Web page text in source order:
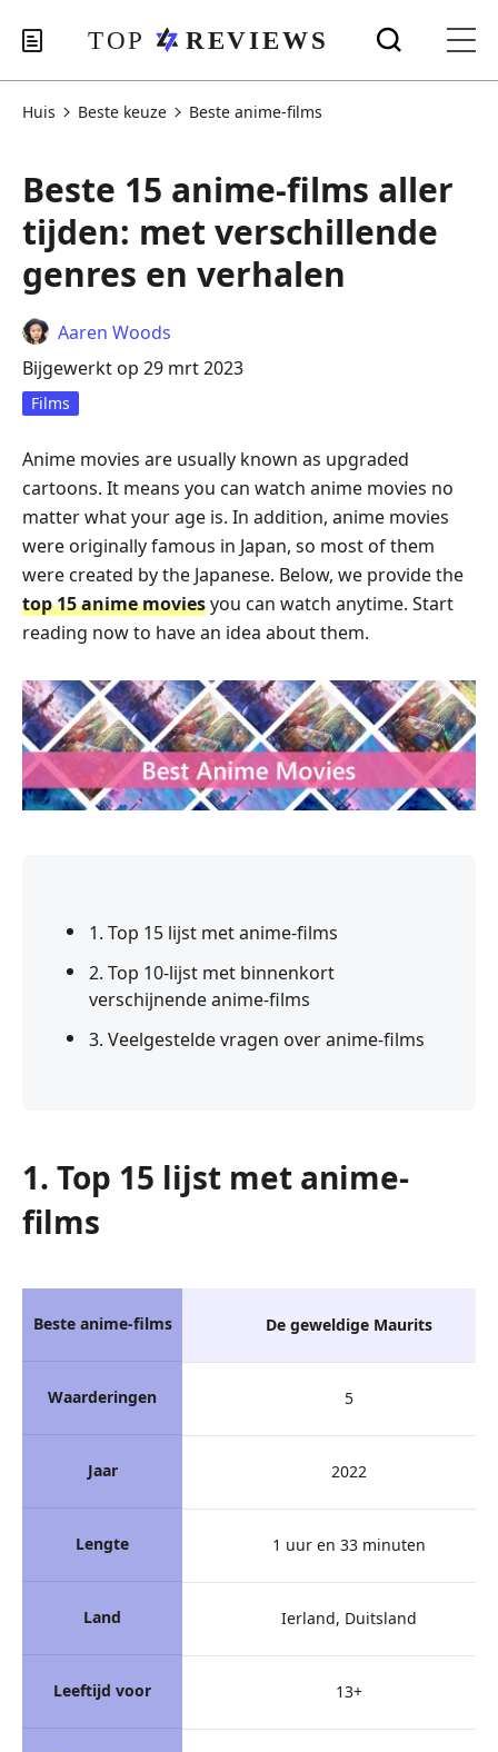
Huis Beste keuze Beste anime-films
Beste 15 anime-films aller
tijden: met verschillende
genres en verhalen
Aaren Woods
Bijgewerkt op 29 mrt 2023
Films
Anime movies are usually known as upgraded
cartoons. It means you can watch anime movies no
matter what your age is. In addition, anime movies
were originally famous in Japan, so most of them
were created by the Japanese. Below, we provide the
top 15 anime moviesyou can watch anytime. Start
reading now to have an idea about them.
1. Top 15 lijst met anime-films
2. Top 10-lijst met binnenkort
verschijnende anime-films
3. Veelgestelde vragen over anime-films
1. Top 15 lijst met anime-
films
Beste anime-films
Waarderingen
Jaar
Lengte
Land
Leeftijd voor
De geweldige Maurits
5
2022
1 uur en 33 minuten
Ierland, Duitsland
13+